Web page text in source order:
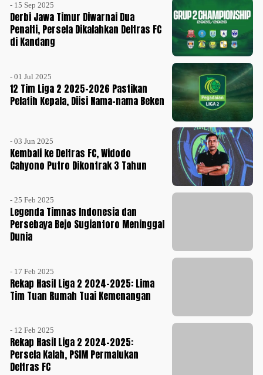
- 15 Sep 2025
Derbi Jawa Timur Diwarnai Dua
Penalti, Persela Dikalahkan Deltras FC
di Kandang
- 01 Jul 2025
12 Tim Liga 2 2025-2026 Pastikan
Pelatih Kepala, Diisi Nama-nama Beken
- 03 Jun 2025
Kembali ke Deltras FC, Widodo
Cahyono Putro Dikontrak 3 Tahun
- 25 Feb 2025
Legenda Timnas Indonesia dan
Persebaya Bejo Sugiantoro Meninggal
Dunia
- 17 Feb 2025
Rekap Hasil Liga 2 2024-2025: Lima
Tim Tuan Rumah Tuai Kemenangan
- 12 Feb 2025
Rekap Hasil Liga 2 2024-2025:
Persela Kalah, PSIM Permalukan
Deltras FC